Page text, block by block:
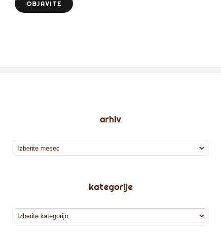
arhiv
arhiv
kategorije
kategorije